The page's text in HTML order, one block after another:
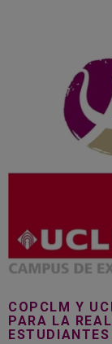
COPCLM Y
PARA LA